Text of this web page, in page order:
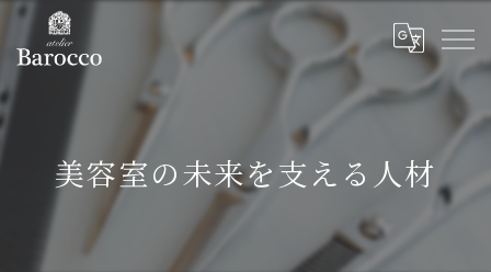
美容室の未来を支える人材